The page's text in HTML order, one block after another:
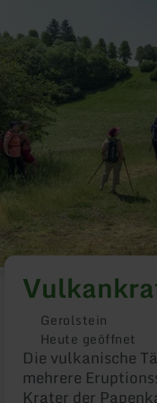
Gerolstein
Heute geöffnet
Die vulkanische
mehrere
Krater der
Vulkankrater
Papenkaule